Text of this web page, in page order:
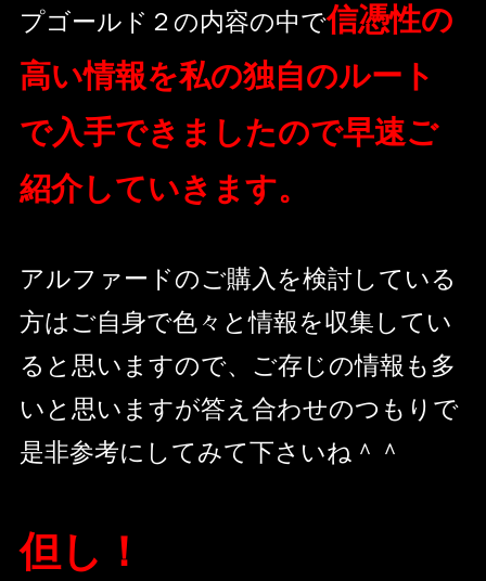
プゴールド２の内容の中で信憑性の
高い情報を私の独自のルート
で入手できましたので早速ご
紹介していきます。
アルファードのご購入を検討している
方はご自身で色々と情報を収集してい
ると思いますので、ご存じの情報も多
いと思いますが答え合わせのつもりで
是非参考にしてみて下さいね＾＾
但し！